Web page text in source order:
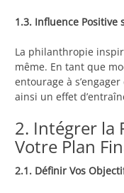
1.3. Influence Positive
La philanthropie
même. En tant que
entourage à
ainsi un effet
2. Intégrer la
Votre Plan
2.1. Définir Vos